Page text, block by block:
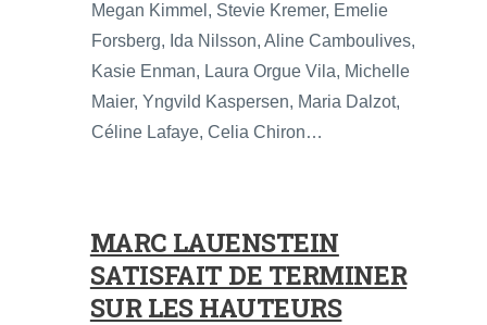
Megan Kimmel, Stevie Kremer, Emelie
Forsberg, Ida Nilsson, Aline Camboulives,
Kasie Enman, Laura Orgue Vila, Michelle
Maier, Yngvild Kaspersen, Maria Dalzot,
Céline Lafaye, Celia Chiron…
MARC LAUENSTEIN
SATISFAIT DE TERMINER
SUR LES HAUTEURS